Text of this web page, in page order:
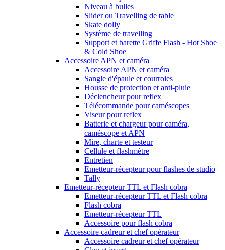
Niveau à bulles
Slider ou Travelling de table
Skate dolly
Système de travelling
Support et barette Griffe Flash - Hot Shoe
& Cold Shoe
Accessoire APN et caméra
Accessoire APN et caméra
Sangle d'épaule et courroies
Housse de protection et anti-pluie
Déclencheur pour reflex
Télécommande pour caméscopes
Viseur pour reflex
Batterie et chargeur pour caméra,
caméscope et APN
Mire, charte et testeur
Cellule et flashmètre
Entretien
Emetteur-récepteur pour flashes de studio
Tally
Emetteur-récepteur TTL et Flash cobra
Emetteur-récepteur TTL et Flash cobra
Flash cobra
Emetteur-récepteur TTL
Accessoire pour flash cobra
Accessoire cadreur et chef opérateur
Accessoire cadreur et chef opérateur